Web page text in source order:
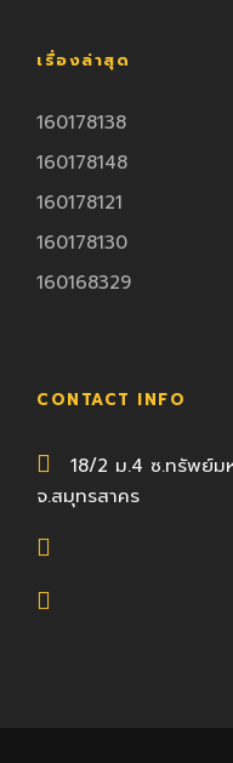
เรื่องล่าสุด
160178138
160178148
160178121
160178130
160168329
CONTACT INFO
18/2 ม.4 ซ.ทรัพย์ม
จ.สมุทรสาคร